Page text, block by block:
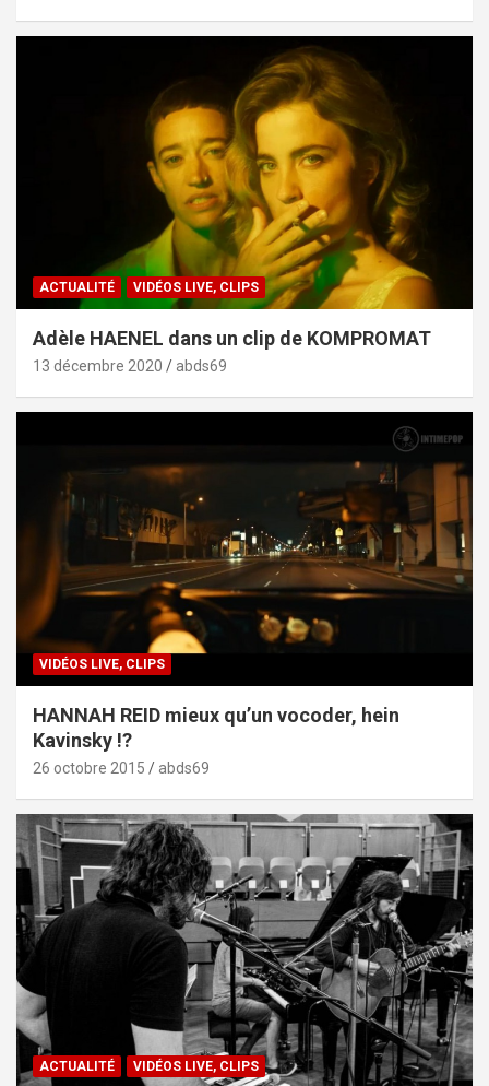
ACTUALITÉ VIDÉOS LIVE, CLIPS
Adèle HAENEL dans un clip de KOMPROMAT
13 décembre 2020 abds69
VIDÉOS LIVE, CLIPS
HANNAH REID mieux qu’un vocoder, hein
Kavinsky !?
26 octobre 2015 abds69
ACTUALITÉ VIDÉOS LIVE, CLIPS